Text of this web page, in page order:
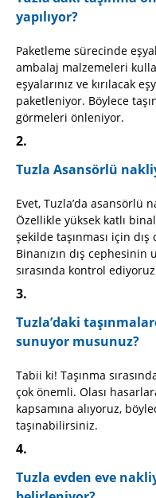
yapılıyor?
Paketleme sürecinde
ambalaj malzemeleri
eşyalarınız ve kırılacak
paketleniyor. Böylece
görmeleri önleniyor.
Tuzla Asansörlü
Evet, Tuzla’da asansörlü
Özellikle yüksek katlı
şekilde taşınması için
Binanızın dış cephesinin
sırasında kontrol
Tuzla’daki
sunuyor musunuz?
Tabii ki! Taşınma
çok önemli. Olası
kapsamına alıyoruz,
taşınabilirsiniz.
Tuzla evden eve